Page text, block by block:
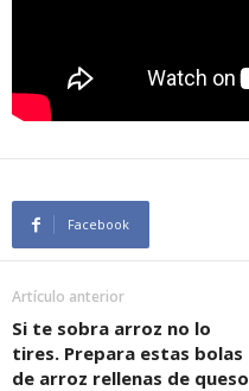
Facebook
Artículo anterior
Si te sobra arroz no lo
tires. Prepara estas bolas
de arroz rellenas de queso